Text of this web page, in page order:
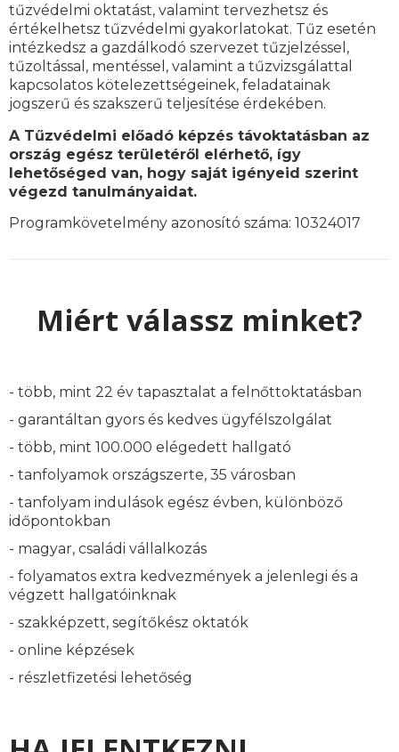
tűzvédelmi oktatást, valamint tervezhetsz és
értékelhetsz tűzvédelmi gyakorlatokat. Tűz esetén
intézkedsz a gazdálkodó szervezet tűzjelzéssel,
tűzoltással, mentéssel, valamint a tűzvizsgálattal
kapcsolatos kötelezettségeinek, feladatainak
jogszerű és szakszerű teljesítése érdekében.
A Tűzvédelmi előadó képzés távoktatásban az
ország egész területéről elérhető, így
lehetőséged van, hogy saját igényeid szerint
végezd tanulmányaidat.
Programkövetelmény azonosító száma: 10324017
Miért válassz minket?
- több, mint 22 év tapasztalat a felnőttoktatásban
- garantáltan gyors és kedves ügyfélszolgálat
- több, mint 100.000 elégedett hallgató
- tanfolyamok országszerte, 35 városban
- tanfolyam indulások egész évben, különböző
időpontokban
- magyar, családi vállalkozás
- folyamatos extra kedvezmények a jelenlegi és a
végzett hallgatóinknak
- szakképzett, segítőkész oktatók
- online képzések
- részletfizetési lehetőség